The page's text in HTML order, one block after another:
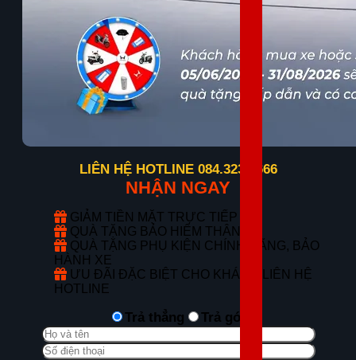
LIÊN HỆ HOTLINE 084.323.6666
NHẬN NGAY
GIẢM TIỀN MẶT TRỰC TIẾP
QUÀ TẶNG BẢO HIỂM THÂN VỎ
QUÀ TẶNG PHỤ KIỆN CHÍNH HÃNG, BẢO
HÀNH XE
ƯU ĐÃI ĐẶC BIỆT CHO KHÁCH LIÊN HỆ
HOTLINE
Trả thẳng Trả góp